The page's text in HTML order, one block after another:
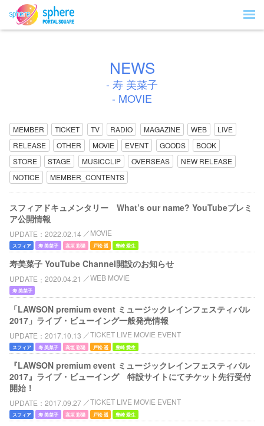
NEWS
- 寿 美菜子
- MOVIE
MEMBER TICKET TV RADIO MAGAZINE WEB
LIVE
RELEASE
OTHER MOVIE EVENT GOODS
BOOK
STORE
STAGE MUSICCLIP OVERSEAS
NEW RELEASE
NOTICE
MEMBER_CONTENTS
スフィアドキュメンタリー What’s our name? YouTubeプレミ
ア公開情報
UPDATE 2022.02.14 MOVIE
スフィア 寿 美菜子 高垣 彩陽 戸松 遥 豊崎 愛生
寿美菜子 YouTube Channel開設のお知らせ
UPDATE 2020.04.21 WEB MOVIE
寿 美菜子
「LAWSON premium event ミュージックレインフェスティバル
2017」ライブ・ビューイング一般発売情報
UPDATE 2017.10.13 TICKET LIVE MOVIE EVENT
スフィア 寿 美菜子 高垣 彩陽 戸松 遥 豊崎 愛生
『LAWSON premium event ミュージックレインフェスティバル
2017』ライブ・ビューイング 特設サイトにてチケット先行受付
開始！
UPDATE 2017.09.27 TICKET LIVE MOVIE EVENT
スフィア 寿 美菜子 高垣 彩陽 戸松 遥 豊崎 愛生